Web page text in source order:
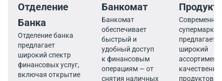
Отделение
Банка
Отделение банка
предлагает
широкий спектр
финансовых услуг,
включая открытие
Банкомат
Банкомат
обеспечивает
быстрый и
удобный доступ
к финансовым
операциям — от
снятия наличных
супермаркет
предлагает
широкий
ассортимент
продуктов,